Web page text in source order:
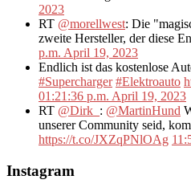
2023
RT @morellwest: Die
zweite Hersteller, der diese
p.m. April 19, 2023
Endlich ist das kostenlose
#Supercharger #Elektroauto
01:21:36 p.m. April 19, 2023
RT @Dirk_ : @MartinHund
unserer Community seid,
https://t.co/JXZqPNlOAg
Instagram